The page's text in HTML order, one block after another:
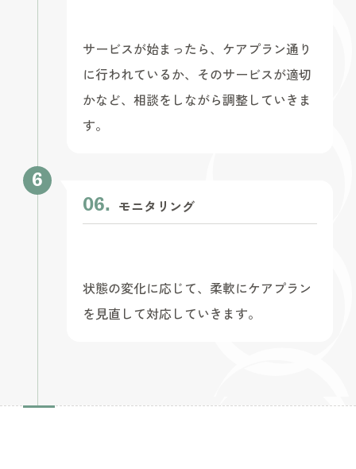
サービスが始まったら、ケアプラン通り
に行われているか、そのサービスが適切
かなど、相談をしながら調整していきま
す。
モニタリング
状態の変化に応じて、柔軟にケアプラン
を見直して対応していきます。